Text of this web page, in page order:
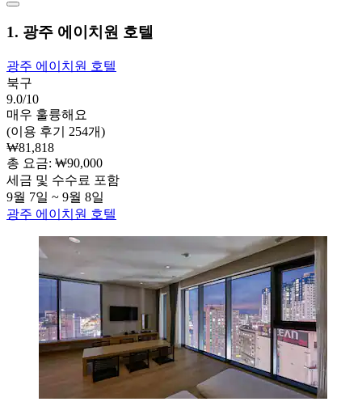
1. 광주 에이치원 호텔
광주 에이치원 호텔
북구
9.0/10
매우 훌륭해요
(이용 후기 254개)
₩81,818
총 요금: ₩90,000
세금 및 수수료 포함
9월 7일 ~ 9월 8일
광주 에이치원 호텔